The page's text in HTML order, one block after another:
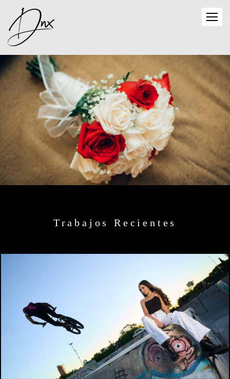
Trabajos Recientes
1256 1